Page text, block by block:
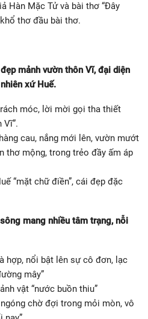
Hàn Mặc Tử và bài thơ “Đây
thơ đầu bài thơ.
mảnh vườn thôn Vĩ, đại diện
xứ Huế.
móc, lời mời gọi tha thiết
Vĩ”.
cau, nắng mới lên, vườn mướt
thơ mộng, trong trẻo đầy ấm áp
“mặt chữ điền”, cái đẹp đặc
mang nhiều tâm trạng, nỗi
hợp, nổi bật lên sự cô đơn, lạc
mây”
vật “nước buồn thiu”
chờ đợi trong mỏi mòn, vô